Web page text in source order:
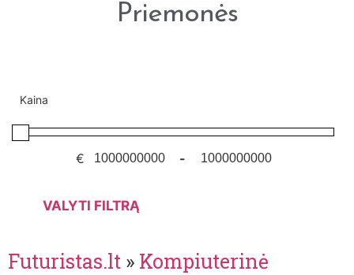
Priemonės
Kaina
€ -
VALYTI FILTRĄ
Futuristas.lt » Kompiuterinė